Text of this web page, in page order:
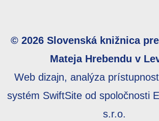
© 2026 Slovenská knižnica
Mateja Hrebendu v
Web dizajn, analýza
systém SwiftSite od spoločnosti
s.r.o.